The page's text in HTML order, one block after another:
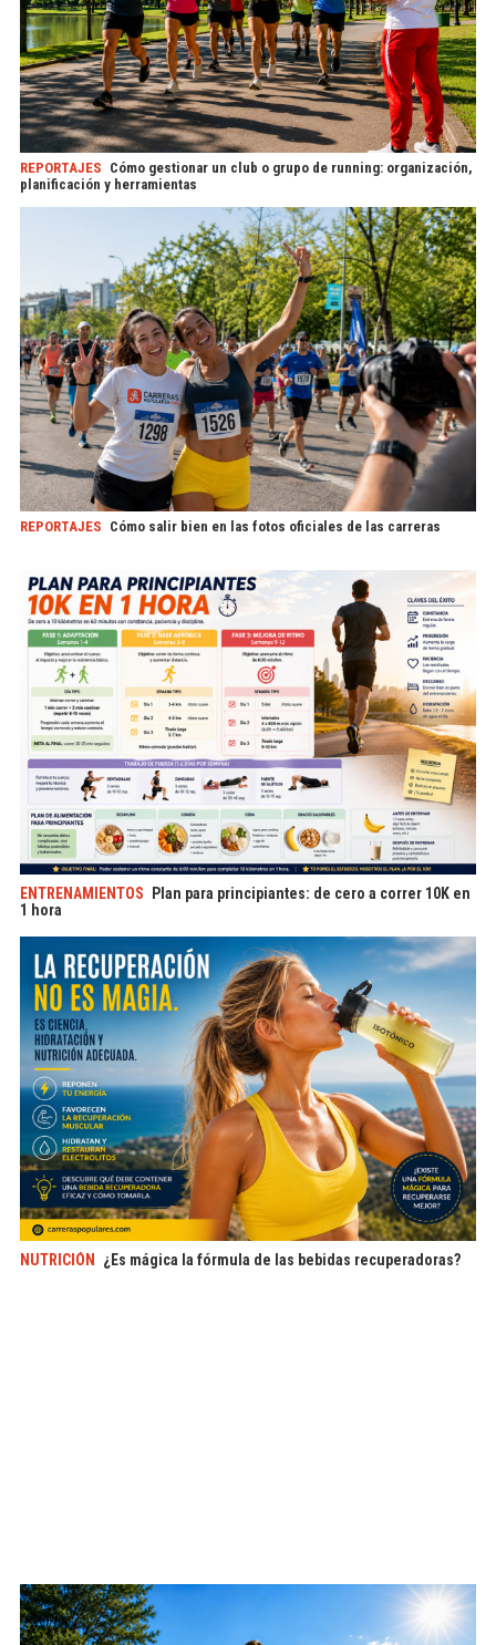
REPORTAJES Cómo gestionar un club o grupo de running: organización,
planificación y herramientas
REPORTAJES Cómo salir bien en las fotos oficiales de las carreras
ENTRENAMIENTOS
Plan para principiantes: de cero a correr 10K en
1 hora
NUTRICIÓN ¿Es mágica la fórmula de las bebidas recuperadoras?